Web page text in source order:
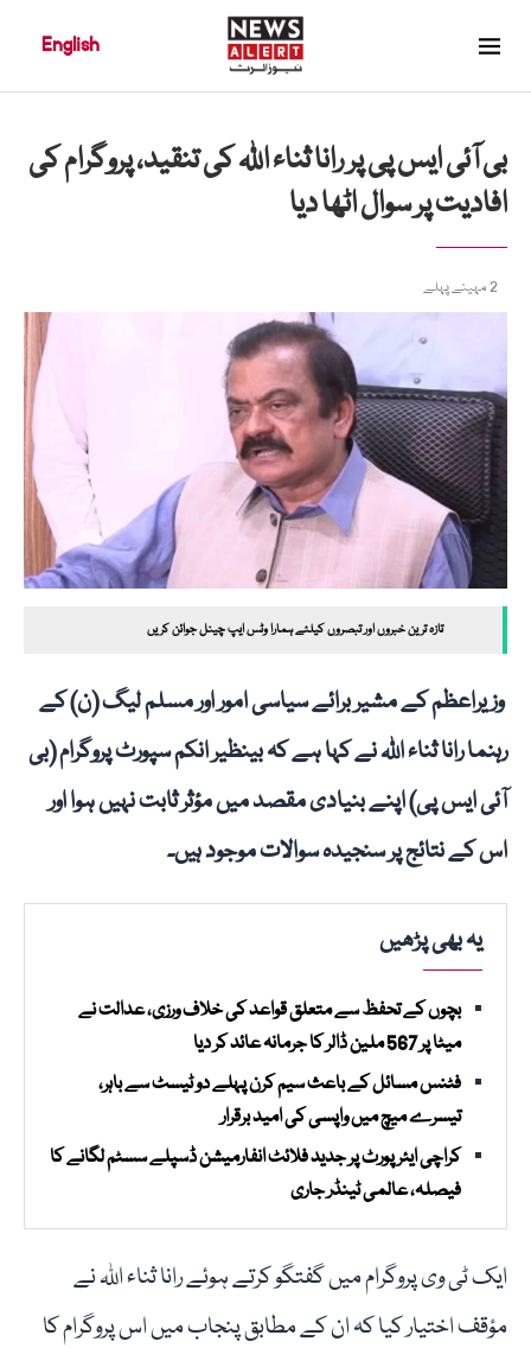
English
بی آئی ایس پی پر رانا ثناء اللہ کی تنقید، پروگرام کی
افادیت پر سوال اٹھا دیا
2 مہینے پہلے
تازہ ترین خبروں اور تبصروں کیلئے ہمارا وٹس ایپ چینل جوائن کریں
وزیراعظم کے مشیر برائے سیاسی امور اور مسلم لیگ (ن) کے
رہنما رانا ثناء اللہ نے کہا ہے کہ بینظیر انکم سپورٹ پروگرام (بی
آئی ایس پی) اپنے بنیادی مقصد میں مؤثر ثابت نہیں ہوا اور
اس کے نتائج پر سنجیدہ سوالات موجود ہیں۔
یہ بھی پڑھیں
بچوں کے تحفظ سے متعلق قواعد کی خلاف ورزی، عدالت نے
میٹا پر 567 ملین ڈالر کا جرمانہ عائد کر دیا
فٹنس مسائل کے باعث سیم کرن پہلے دو ٹیسٹ سے باہر،
تیسرے میچ میں واپسی کی امید برقرار
کراچی ایئرپورٹ پر جدید فلائٹ انفارمیشن ڈسپلے سسٹم لگانے کا
فیصلہ، عالمی ٹینڈر جاری
ایک ٹی وی پروگرام میں گفتگو کرتے ہوئے رانا ثناء اللہ نے
مؤقف اختیار کیا کہ ان کے مطابق پنجاب میں اس پروگرام کا